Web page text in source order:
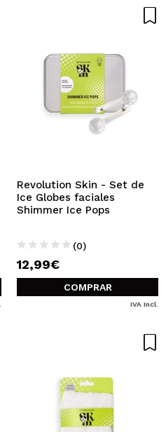
Revolution Skin - Set de
Ice Globes faciales
Shimmer Ice Pops
(0)
12,99€
COMPRAR
IVA Incl.